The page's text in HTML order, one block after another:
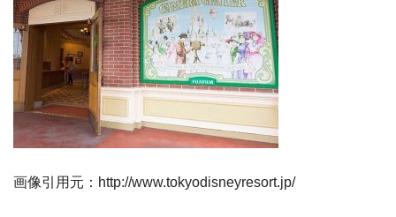
画像引用元：http://www.tokyodisneyresort.jp/